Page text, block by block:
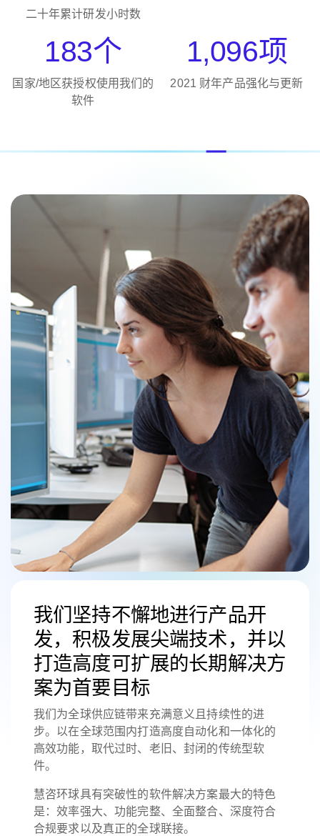
二十年累计研发小时数
183个
国家/地区获授权使用我们的
软件
1,096项
2021 财年产品强化与更新
我们坚持不懈地进行产品开
发，积极发展尖端技术，并以
打造高度可扩展的长期解决方
案为首要目标
我们为全球供应链带来充满意义且持续性的进
步。以在全球范围内打造高度自动化和一体化的
高效功能，取代过时、老旧、封闭的传统型软
件。
慧咨环球具有突破性的软件解决方案最大的特色
是：效率强大、功能完整、全面整合、深度符合
合规要求以及真正的全球联接。